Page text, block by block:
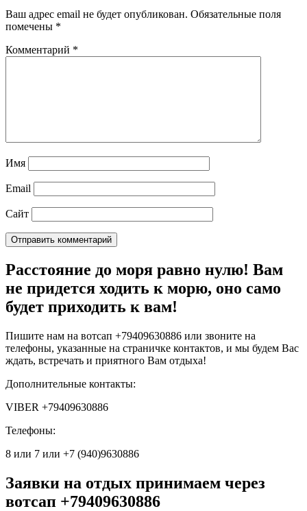
Ваш адрес email не будет опубликован. Обязательные поля
помечены *
Комментарий *
Имя
Email
Сайт
Расстояние до моря равно нулю! Вам
не придется ходить к морю, оно само
будет приходить к вам!
Пишите нам на вотсап +79409630886 или звоните на
телефоны, указанные на страничке контактов, и мы будем Вас
ждать, встречать и приятного Вам отдыха!
Дополнительные контакты:
VIBER +79409630886
Телефоны:
8 или 7 или +7 (940)9630886
Заявки на отдых принимаем через
вотсап +79409630886